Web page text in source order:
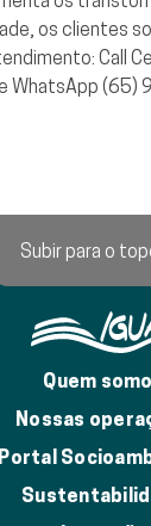
os clientes
Call
WhatsApp (65)
Quem
Nossas
Portal
Subir para o